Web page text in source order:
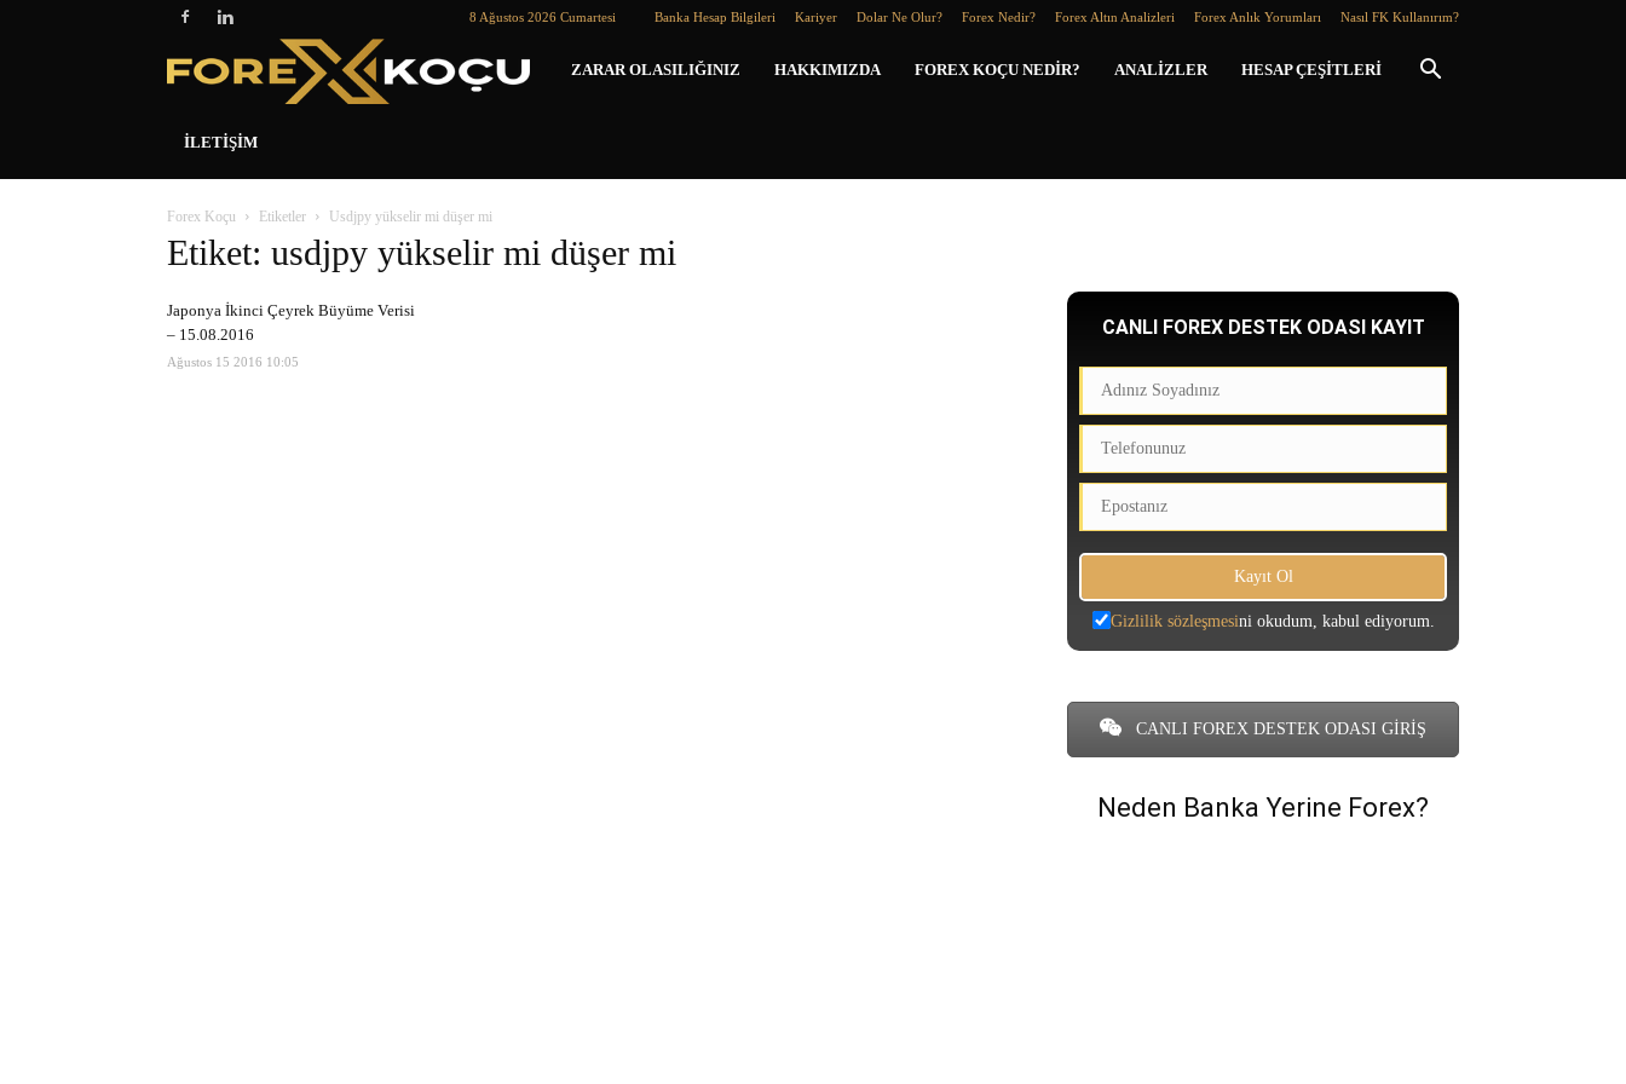
8 Ağustos 2026 Cumartesi Banka Hesap Bilgileri Kariyer Dolar Ne Olur? Forex Nedir? Forex Altın Analizleri Forex Anlık Yorumları Nasıl FK Kullanırım?
Forex
ZARAR OLASILIĞINIZ HAKKIMIZDA FOREX KOÇU NEDIR? ANALIZLER HESAP ÇEŞITLERI
İLETIŞIM
Forex Koçu Etiketler Usdjpy yükselir mi düşer mi
Etiket: usdjpy yükselir mi düşer mi
Japonya İkinci Çeyrek Büyüme Verisi
– 15.08.2016
Ağustos 15 2016 10:05
CANLI FOREX DESTEK ODASI KAYIT
Gizlilik sözleşmesini okudum, kabul ediyorum.
CANLI FOREX DESTEK ODASI GİRİŞ
Neden Banka Yerine Forex?